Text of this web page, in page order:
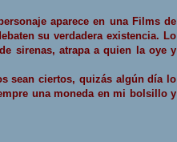
aparece en una Films de
su verdadera existencia. Lo
sirenas, atrapa a quien la oye y
sean ciertos, quizás algún día lo
una moneda en mi bolsillo y